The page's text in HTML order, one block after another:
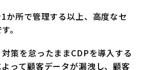
か所で管理する以上、高度なセ
。
策を怠ったままCDPを導入する
って顧客データが漏洩し、顧客